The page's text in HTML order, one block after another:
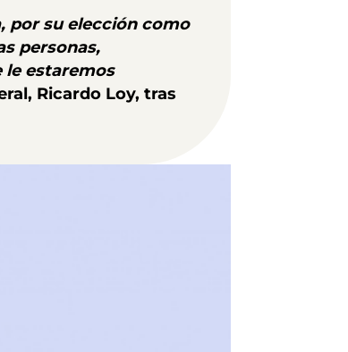
por su elección como
personas,
le estaremos
Ricardo Loy, tras